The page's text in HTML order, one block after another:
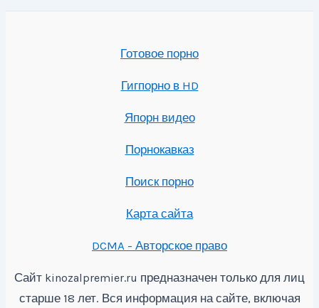
Готовое порно
Гигпорно в HD
Япорн видео
Порнокавказ
Поиск порно
Карта сайта
DCMA - Авторское право
Сайт kinozalpremier.ru предназначен только для лиц
старше 18 лет. Вся информация на сайте, включая